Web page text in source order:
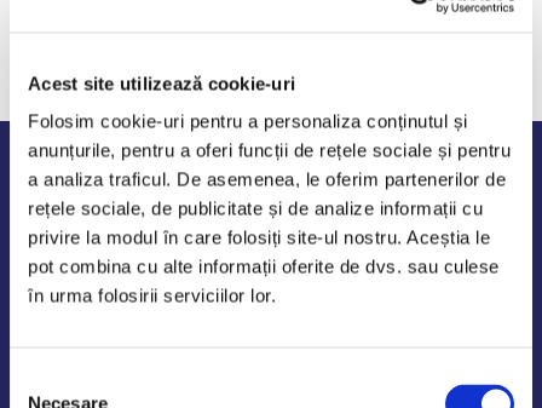
Acest site utilizează cookie-uri
Folosim cookie-uri pentru a personaliza conținutul și
anunțurile, pentru a oferi funcții de rețele sociale și pentru
a analiza traficul. De asemenea, le oferim partenerilor de
rețele sociale, de publicitate și de analize informații cu
privire la modul în care folosiți site-ul nostru. Aceștia le
pot combina cu alte informații oferite de dvs. sau culese
în urma folosirii serviciilor lor.
Necesare
Program de lucru
Luni - Vineri: 09:00-18:00
Sambata - Duminica: 10:00-14:00